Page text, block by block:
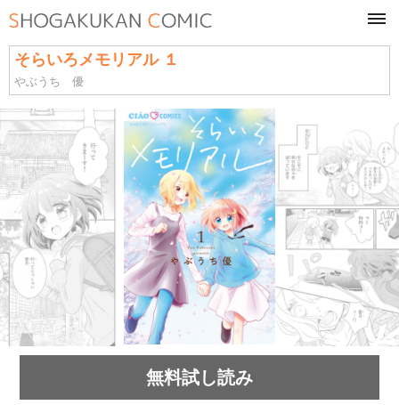
そらいろメモリアル １
やぶうち 優
無料試し読み